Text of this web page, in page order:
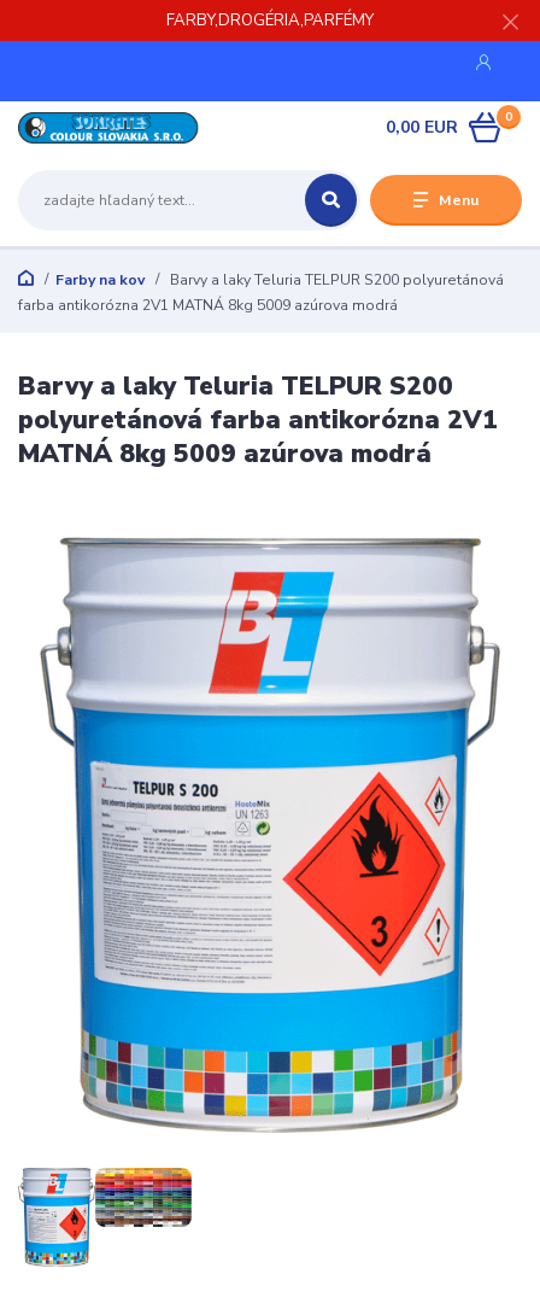
FARBY,DROGÉRIA,PARFÉMY
Menu
0
0,00 EUR
Farby na kov
Barvy a laky Teluria TELPUR S200 polyuretánová
farba antikorózna 2V1 MATNÁ 8kg 5009 azúrova modrá
Barvy a laky Teluria TELPUR S200
polyuretánová farba antikorózna 2V1
MATNÁ 8kg 5009 azúrova modrá